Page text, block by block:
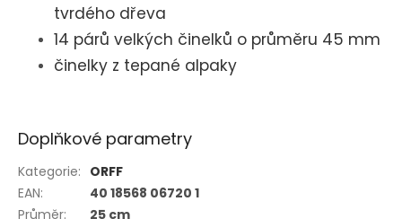
tvrdého dřeva
14 párů velkých činelků o průměru 45 mm
činelky z tepané alpaky
Doplňkové parametry
Kategorie: ORFF
EAN:
40 18568 06720 1
Průměr: 25 cm